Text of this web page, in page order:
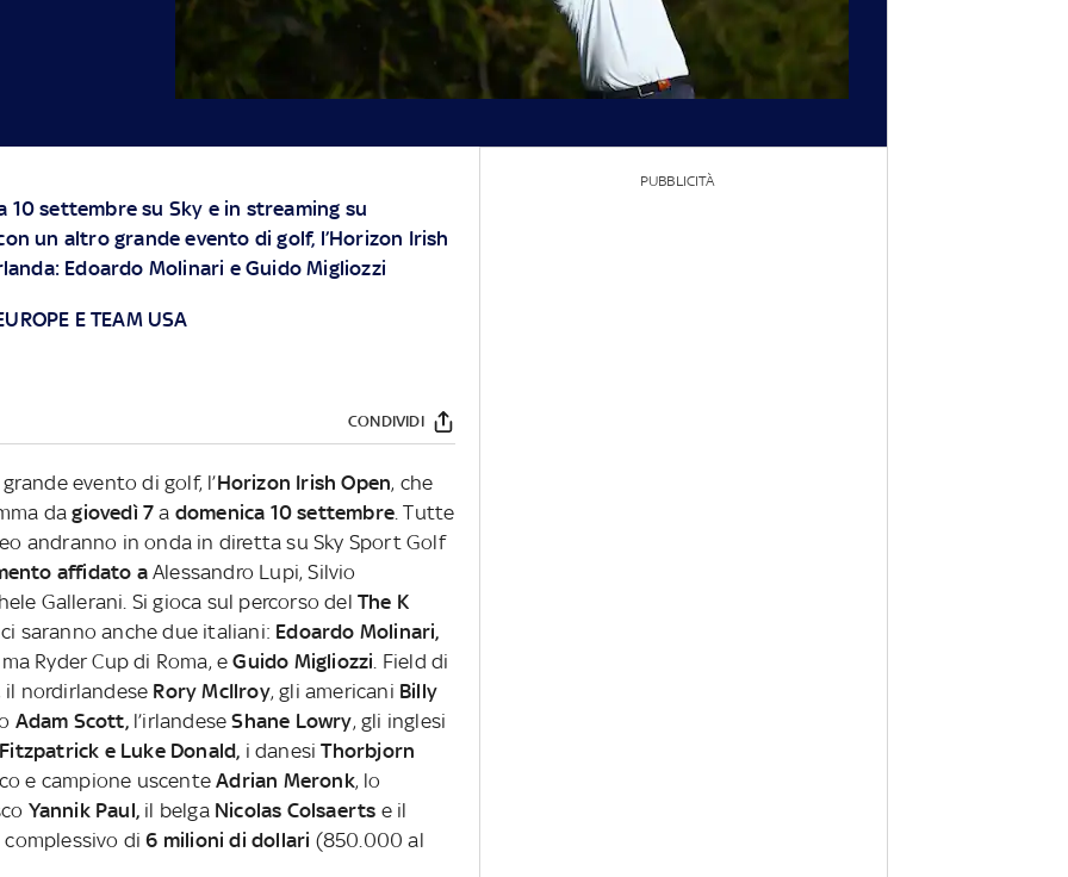
10 settembre su Sky e in streaming su
un altro grande evento di golf, l’Horizon Irish
Edoardo Molinari e Guido Migliozzi
E TEAM USA
CONDIVIDI
evento di golf, l’Horizon Irish Open, che
dagiovedì 7 a domenica 10 settembre.Tutte
andranno in onda in diretta su Sky Sport Golf
affidato a Alessandro Lupi, Silvio
Gallerani. Si gioca sul percorso del The K
saranno anche due italiani: Edoardo Molinari,
Ryder Cup di Roma, eGuido Migliozzi Field di
nordirlandese Rory McIlroy, gli americani Billy
Adam Scott,l’irlandeseShane Lowry, gli inglesi
e Luke Donald, i danesiThorbjorn
e campione uscenteAdrian Meronk, lo
Yannik Paul,il belga Nicolas Colsaerts e il
di 6 milioni di dollari (850.000 al
PUBBLICITÀ